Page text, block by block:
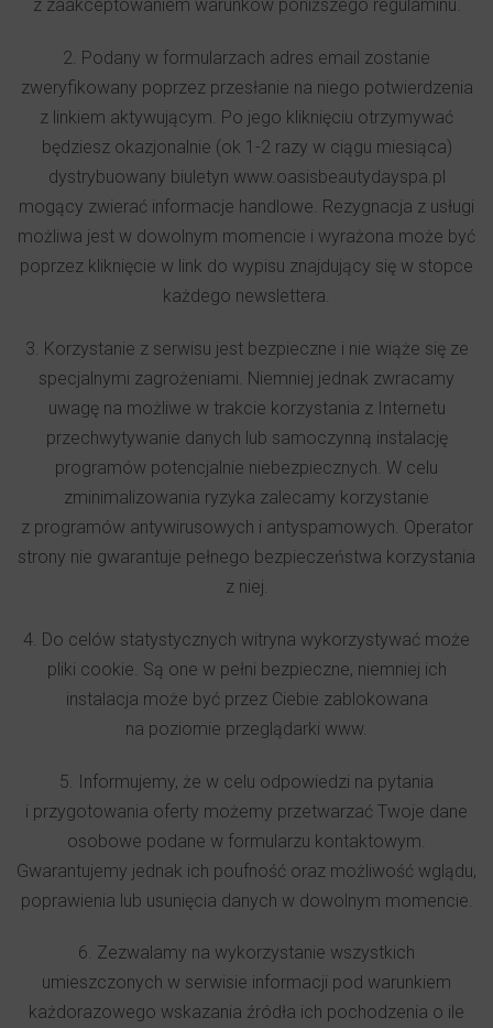
z zaakceptowaniem warunków poniższego regulaminu.
2. Podany w formularzach adres email zostanie
zweryfikowany poprzez przesłanie na niego potwierdzenia
z linkiem aktywującym. Po jego kliknięciu otrzymywać
będziesz okazjonalnie (ok 1-2 razy w ciągu miesiąca)
dystrybuowany biuletyn www.oasisbeautydayspa.pl
mogący zwierać informacje handlowe. Rezygnacja z usługi
możliwa jest w dowolnym momencie i wyrażona może być
poprzez kliknięcie w link do wypisu znajdujący się w stopce
każdego newslettera.
3. Korzystanie z serwisu jest bezpieczne i nie wiąże się ze
specjalnymi zagrożeniami. Niemniej jednak zwracamy
uwagę na możliwe w trakcie korzystania z Internetu
przechwytywanie danych lub samoczynną instalację
programów potencjalnie niebezpiecznych. W celu
zminimalizowania ryzyka zalecamy korzystanie
z programów antywirusowych i antyspamowych. Operator
strony nie gwarantuje pełnego bezpieczeństwa korzystania
z niej.
4. Do celów statystycznych witryna wykorzystywać może
pliki cookie. Są one w pełni bezpieczne, niemniej ich
instalacja może być przez Ciebie zablokowana
na poziomie przeglądarki www.
5. Informujemy, że w celu odpowiedzi na pytania
i przygotowania oferty możemy przetwarzać Twoje dane
osobowe podane w formularzu kontaktowym.
Gwarantujemy jednak ich poufność oraz możliwość wglądu,
poprawienia lub usunięcia danych w dowolnym momencie.
6. Zezwalamy na wykorzystanie wszystkich
umieszczonych w serwisie informacji pod warunkiem
każdorazowego wskazania źródła ich pochodzenia o ile